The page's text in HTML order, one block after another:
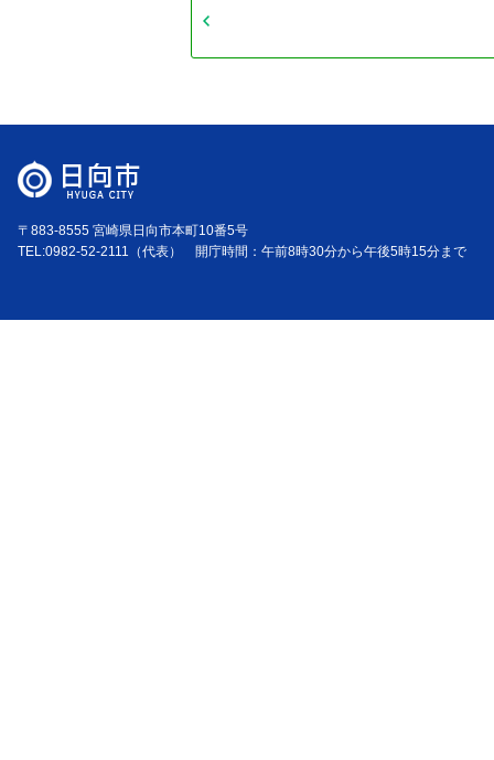
〒883-8555 宮崎県日向市本町10番5号
TEL:0982-52-2111（代表） 開庁時間：午前8時30分から午後5時15分まで